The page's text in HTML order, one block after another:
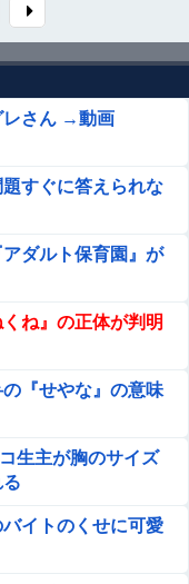
レさん →動画
すぐに答えられな
アダルト保育園』が
ね』の正体が判明
の『せやな』の意味
生主が胸のサイズ
バイトのくせに可愛